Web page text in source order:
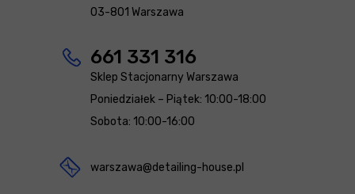
03-801 Warszawa
661 331 316
Sklep Stacjonarny Warszawa
Poniedziałek – Piątek: 10:00-18:00
Sobota: 10:00-16:00
warszawa@detailing-house.pl